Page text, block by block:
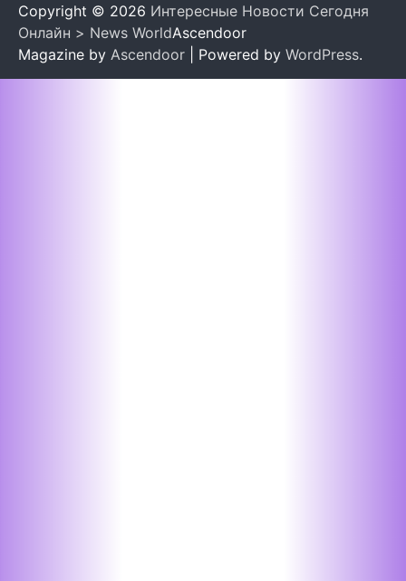
Copyright © 2026 Интересные Новости Сегодня
Онлайн > News WorldAscendoor
Magazine by Ascendoor | Powered by WordPress.